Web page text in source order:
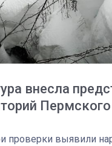
внесла
проверки выявили